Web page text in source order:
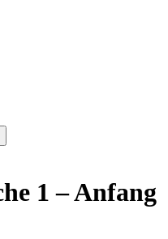
1 – Anfang